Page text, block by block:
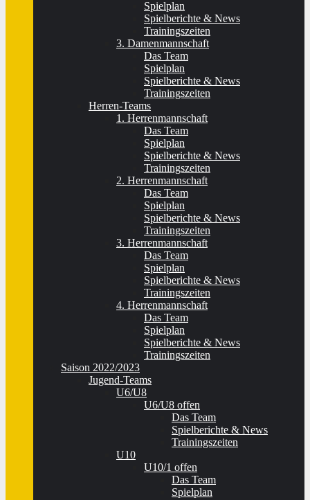
Spielplan
Spielberichte & News
Trainingszeiten
3. Damenmannschaft
Das Team
Spielplan
Spielberichte & News
Trainingszeiten
Herren-Teams
1. Herrenmannschaft
Das Team
Spielplan
Spielberichte & News
Trainingszeiten
2. Herrenmannschaft
Das Team
Spielplan
Spielberichte & News
Trainingszeiten
3. Herrenmannschaft
Das Team
Spielplan
Spielberichte & News
Trainingszeiten
4. Herrenmannschaft
Das Team
Spielplan
Spielberichte & News
Trainingszeiten
Saison 2022/2023
Jugend-Teams
U6/U8
U6/U8 offen
Das Team
Spielberichte & News
Trainingszeiten
U10
U10/1 offen
Das Team
Spielplan